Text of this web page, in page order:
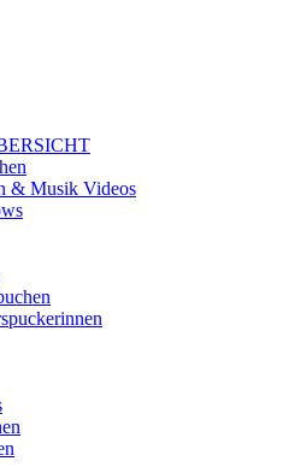
& Musik Videos